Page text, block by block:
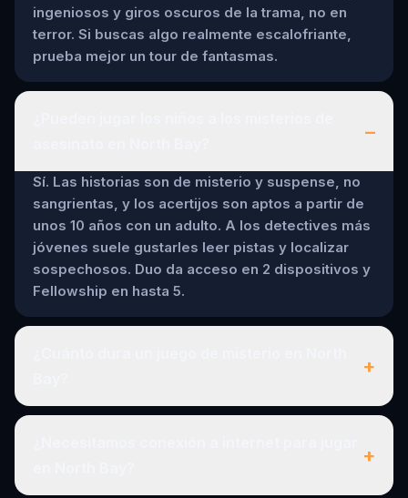
ingeniosos y giros oscuros de la trama, no en
terror. Si buscas algo realmente escalofriante,
prueba mejor un tour de fantasmas.
–
Sí. Las historias son de misterio y suspense, no
sangrientas, y los acertijos son aptos a partir de
unos 10 años con un adulto. A los detectives más
jóvenes suele gustarles leer pistas y localizar
sospechosos. Duo da acceso en 2 dispositivos y
Fellowship en hasta 5.
+
+